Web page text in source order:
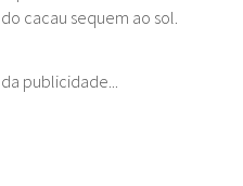
cacau sequem ao sol.
publicidade...